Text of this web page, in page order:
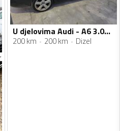
U djelovima Audi - A6 3.0Tdi , 3.0Tdi
200 km 200 km Dizel